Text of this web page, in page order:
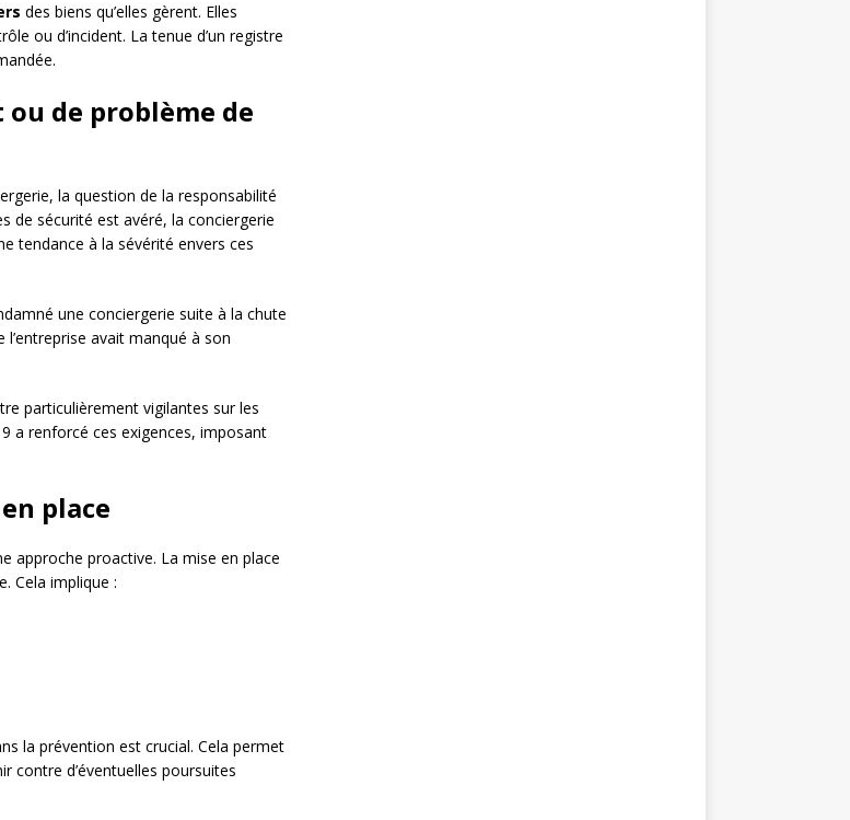
des biens qu’elles gèrent. Elles
ou d’incident. La tenue d’un registre
ou de problème de
la question de la responsabilité
de sécurité est avéré, la conciergerie
tendance à la sévérité envers ces
une conciergerie suite à la chute
avait manqué à son
particulièrement vigilantes sur les
a renforcé ces exigences, imposant
place
approche proactive. La mise en place
Cela implique :
la prévention est crucial. Cela permet
contre d’éventuelles poursuites